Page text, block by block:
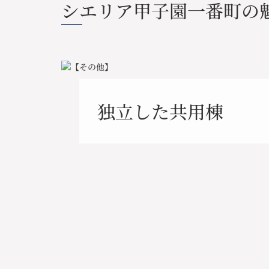
シエリア甲子園一番町の
独立した共用棟